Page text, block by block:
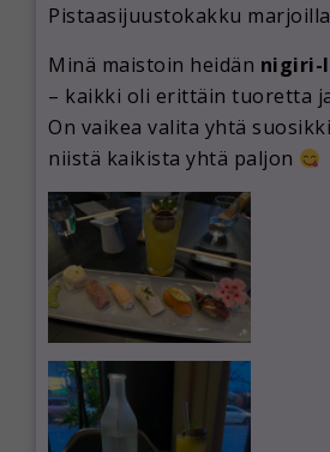
Pistaasijuustokakku marjoilla
Minä maistoin heidän nigiri-
– kaikki oli erittäin tuoretta
On vaikea valita yhtä
niistä kaikista yhtä paljon